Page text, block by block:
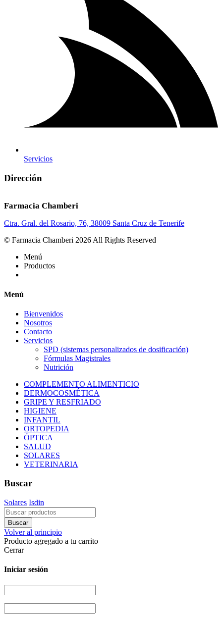
Servicios
Dirección
Farmacia Chamberi
Ctra. Gral. del Rosario, 76, 38009 Santa Cruz de Tenerife
© Farmacia Chamberi 2026 All Rights Reserved
Menú
Productos
Menú
Bienvenidos
Nosotros
Contacto
Servicios
SPD (sistemas personalizados de dosificación)
Fórmulas Magistrales
Nutrición
COMPLEMENTO ALIMENTICIO
DERMOCOSMÉTICA
GRIPE Y RESFRIADO
HIGIENE
INFANTIL
ORTOPEDIA
ÓPTICA
SALUD
SOLARES
VETERINARIA
Buscar
Solares Isdin
Volver al principio
Producto agregado a tu carrito
Cerrar
Iniciar sesión